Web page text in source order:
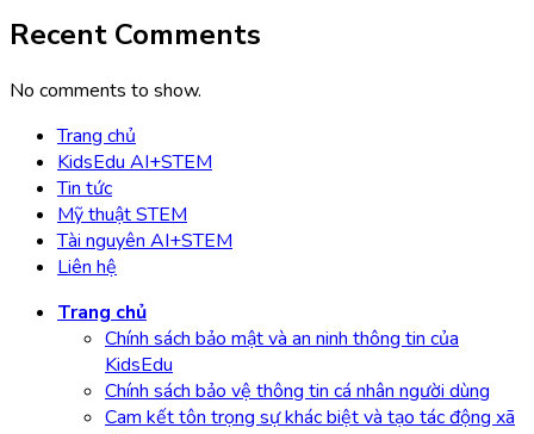
Recent Comments
No comments to show.
Trang chủ
KidsEdu AI+STEM
Tin tức
Mỹ thuật STEM
Tài nguyên AI+STEM
Liên hệ
Trang chủ
Chính sách bảo mật và an ninh thông tin của
KidsEdu
Chính sách bảo vệ thông tin cá nhân người dùng
Cam kết tôn trọng sự khác biệt và tạo tác động xã